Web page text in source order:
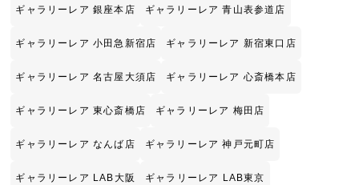
ギャラリーレア 銀座本店 ギャラリーレア 青山表参道店
ギャラリーレア 小田急新宿店 ギャラリーレア 新宿東口店
ギャラリーレア 名古屋大須店 ギャラリーレア 心斎橋本店
ギャラリーレア 東心斎橋店 ギャラリーレア 梅田店
ギャラリーレア なんば店 ギャラリーレア 神戸元町店
ギャラリーレア LAB大阪 ギャラリーレア LAB東京